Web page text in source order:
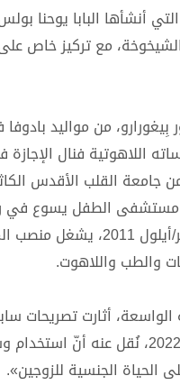
مع تركيز خاص
جامعة القلب الأقدس
الأخلاقيات الطبية. ومنذ
والطب واللاهوت.
أثارت تصريحات
نشرتها صحيفة وول ستريت
الحياة الجنسية للزوجين».